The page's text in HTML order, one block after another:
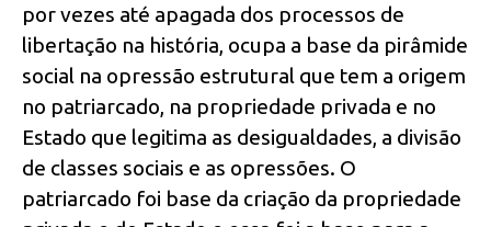
por vezes até apagada dos processos de
libertação na história, ocupa a base da pirâmide
social na opressão estrutural que tem a origem
no patriarcado, na propriedade privada e no
Estado que legitima as desigualdades, a divisão
de classes sociais e as opressões. O
patriarcado foi base da criação da propriedade